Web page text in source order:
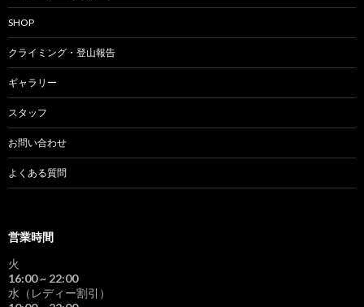
SHOP
クライミング・登山報告
ギャラリー
スタッフ
お問い合わせ
よくある質問
営業時間
火
16:00~ 22:00
水（レディー割引）